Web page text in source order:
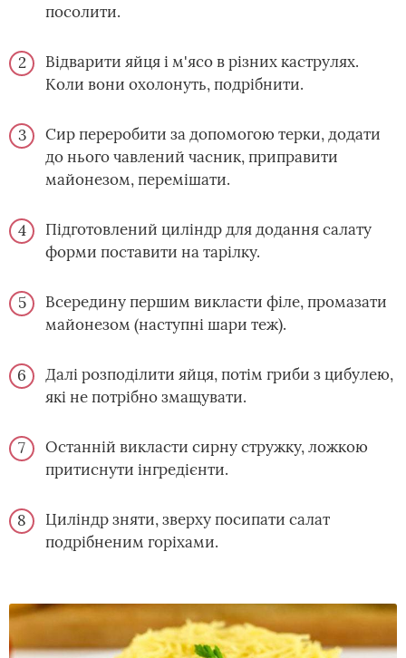
посолити.
Відварити яйця і м'ясо в різних каструлях.
Коли вони охолонуть, подрібнити.
Сир переробити за допомогою терки, додати
до нього чавлений часник, приправити
майонезом, перемішати.
Підготовлений циліндр для додання салату
форми поставити на тарілку.
Всередину першим викласти філе, промазати
майонезом (наступні шари теж).
Далі розподілити яйця, потім гриби з цибулею,
які не потрібно змащувати.
Останній викласти сирну стружку, ложкою
притиснути інгредієнти.
Циліндр зняти, зверху посипати салат
подрібненим горіхами.